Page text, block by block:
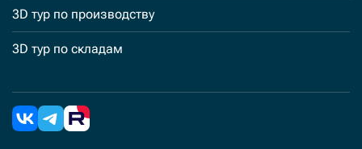
3D тур по производству
3D тур по складам